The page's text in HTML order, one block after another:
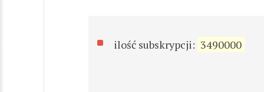
ilość subskrypcji: 3490000